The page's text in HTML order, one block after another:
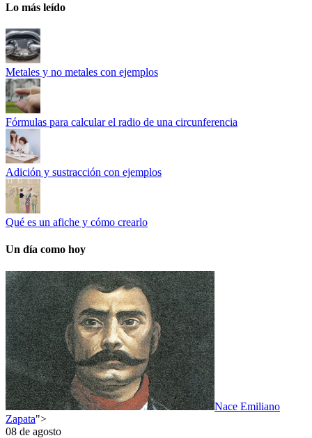
Lo más leído
Metales y no metales con ejemplos
Fórmulas para calcular el radio de una circunferencia
Adición y sustracción con ejemplos
Qué es un afiche y cómo crearlo
Un día como hoy
Nace Emiliano
Zapata">
08 de agosto